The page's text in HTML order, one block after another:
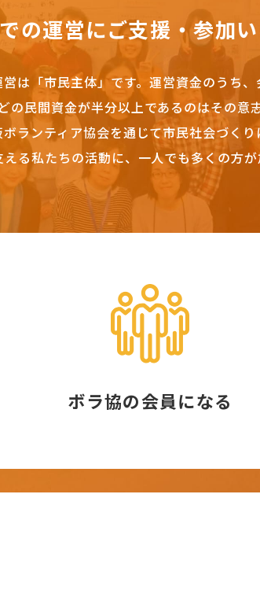
の運営にご支援・参加
は「市民主体」です。 運営資金のうち、
の民間資金が半分以上であるのはその意
ランティア協会を通じて市民社会づくり
る私たちの活動に、一人でも多くの方が
ボラ協の会員になる